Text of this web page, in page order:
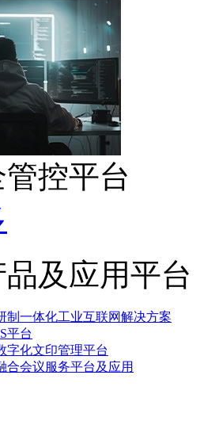
控平台
及应用平台
制一体化工业互联网解决方案
平台
字化文印管理平台
合会议服务平台及应用